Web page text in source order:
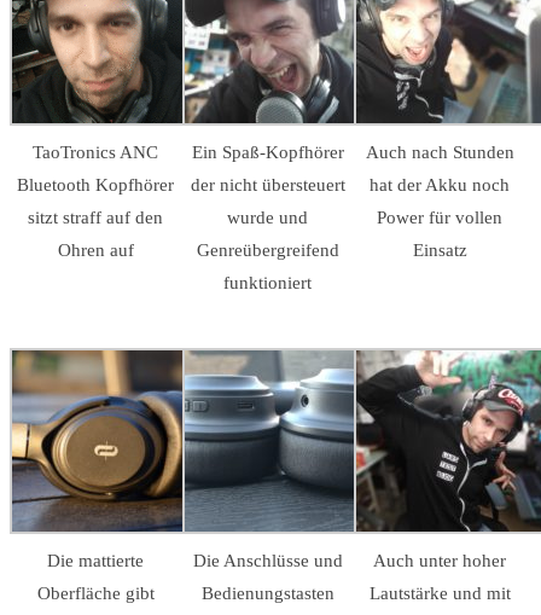
TaoTronics ANC
Bluetooth Kopfhörer
sitzt straff auf den
Ohren auf
Ein Spaß-Kopfhörer
der nicht übersteuert
wurde und
Genreübergreifend
funktioniert
Auch nach Stunden
hat der Akku noch
Power für vollen
Einsatz
Die mattierte
Oberfläche gibt
Die Anschlüsse und
Bedienungstasten
Auch unter hoher
Lautstärke und mit